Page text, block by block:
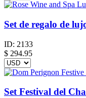
Set de regalo de
ID: 2133
$ 294.95
Set Festival del